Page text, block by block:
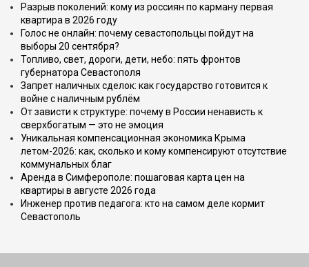
Разрыв поколений: кому из россиян по карману первая
квартира в 2026 году
Голос не онлайн: почему севастопольцы пойдут на
выборы 20 сентября?
Топливо, свет, дороги, дети, небо: пять фронтов
губернатора Севастополя
Запрет наличных сделок: как государство готовится к
войне с наличным рублём
От зависти к структуре: почему в России ненависть к
сверхбогатым — это не эмоция
Уникальная компенсационная экономика Крыма
летом-2026: как, сколько и кому компенсируют отсутствие
коммунальных благ
Аренда в Симферополе: пошаговая карта цен на
квартиры в августе 2026 года
Инженер против педагога: кто на самом деле кормит
Севастополь